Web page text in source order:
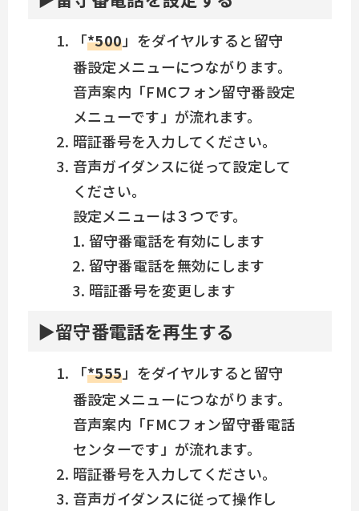
「*500」をダイヤルすると留守
番設定メニューにつながります。
音声案内「FMCフォン留守番設定
メニューです」が流れます。
暗証番号を入力してください。
音声ガイダンスに従って設定して
ください。
設定メニューは３つです。
留守番電話を有効にします
留守番電話を無効にします
暗証番号を変更します
留守番電話を再生する
「*555」をダイヤルすると留守
番設定メニューにつながります。
音声案内「FMCフォン留守番電話
センターです」が流れます。
暗証番号を入力してください。
音声ガイダンスに従って操作し